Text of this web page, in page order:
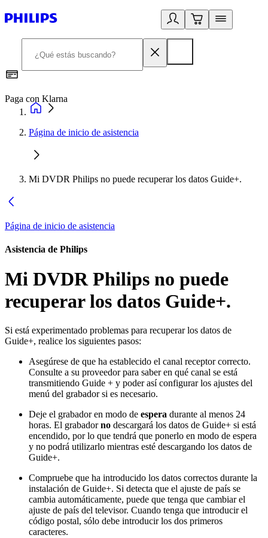
Paga con Klarna
Página de inicio de asistencia
Mi DVDR Philips no puede recuperar los datos Guide+.
Página de inicio de asistencia
Asistencia de Philips
Mi DVDR Philips no puede
recuperar los datos Guide+.
Si está experimentado problemas para recuperar los datos de
Guide+, realice los siguientes pasos:
Asegúrese de que ha establecido el canal receptor correcto.
Consulte a su proveedor para saber en qué canal se está
transmitiendo Guide + y poder así configurar los ajustes del
menú del grabador si es necesario.
Deje el grabador en modo de espera durante al menos 24
horas. El grabadorno descargará los datos de Guide+ si está
encendido, por lo que tendrá que ponerlo en modo de espera
y no podrá utilizarlo mientras esté descargando los datos de
Guide+.
Compruebe que ha introducido los datos correctos durante la
instalación de Guide+. Si detecta que el ajuste de país se
cambia automáticamente, puede que tenga que cambiar el
ajuste de país del televisor. Cuando tenga que introducir el
código postal, sólo debe introducir los dos primeros
caracteres.